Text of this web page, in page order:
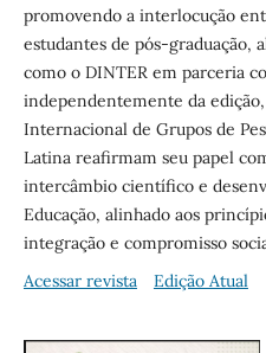
promovendo a interlocução
estudantes de pós-graduação,
como o DINTER em parceria
independentemente da
Internacional de Grupos de
Latina reafirmam seu papel
intercâmbio científico e
Educação, alinhado aos
integração e compromisso
Acessar revista
Edição Atual